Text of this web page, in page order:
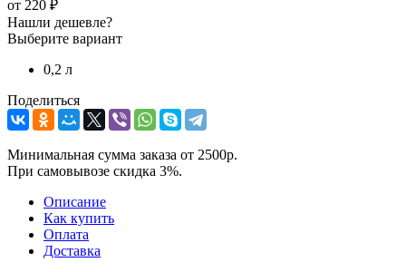
от 220 ₽
Нашли дешевле?
Выберите вариант
0,2 л
Поделиться
Минимальная сумма заказа от 2500р.
При самовывозе скидка 3%.
Описание
Как купить
Оплата
Доставка